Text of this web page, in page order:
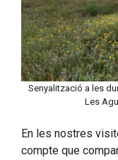
Senyalització a les
Les
En les nostres
compte que